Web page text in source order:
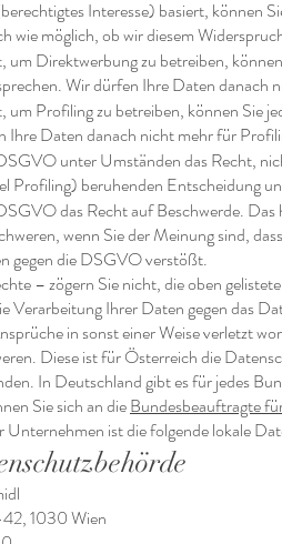
Interesse) basiert, können
wie möglich, ob wir diesem
Direktwerbung zu betreiben,
Wir dürfen Ihre Daten danach
Profiling zu betreiben, können Sie
Ihre Daten danach nicht mehr für
unter Umständen das Recht,
Profiling) beruhenden Entscheidung
das Recht auf Beschwerde.
wenn Sie der Meinung sind,
gegen die DSGVO verstößt.
– zögern Sie nicht, die oben
Verarbeitung Ihrer Daten gegen das
in sonst einer Weise verletzt
Diese ist für Österreich die
In Deutschland gibt es für jedes
Sie sich an dieBundesbeauftragte
Unternehmen ist die folgende lokale
1030 Wien